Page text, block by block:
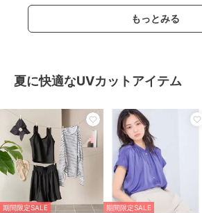
もっとみる
夏に快適なUVカットアイテム
期間限定SALE 期間限定SALE